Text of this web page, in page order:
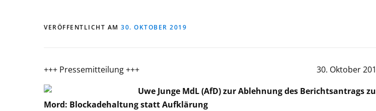
VERÖFFENTLICHT AM 30. OKTOBER 2019
+++ Pressemitteilung +++ 30. Oktober
Uwe Junge MdL (AfD) zur Ablehnung des Berichtsantrags
Mord: Blockadehaltung statt Aufklärung